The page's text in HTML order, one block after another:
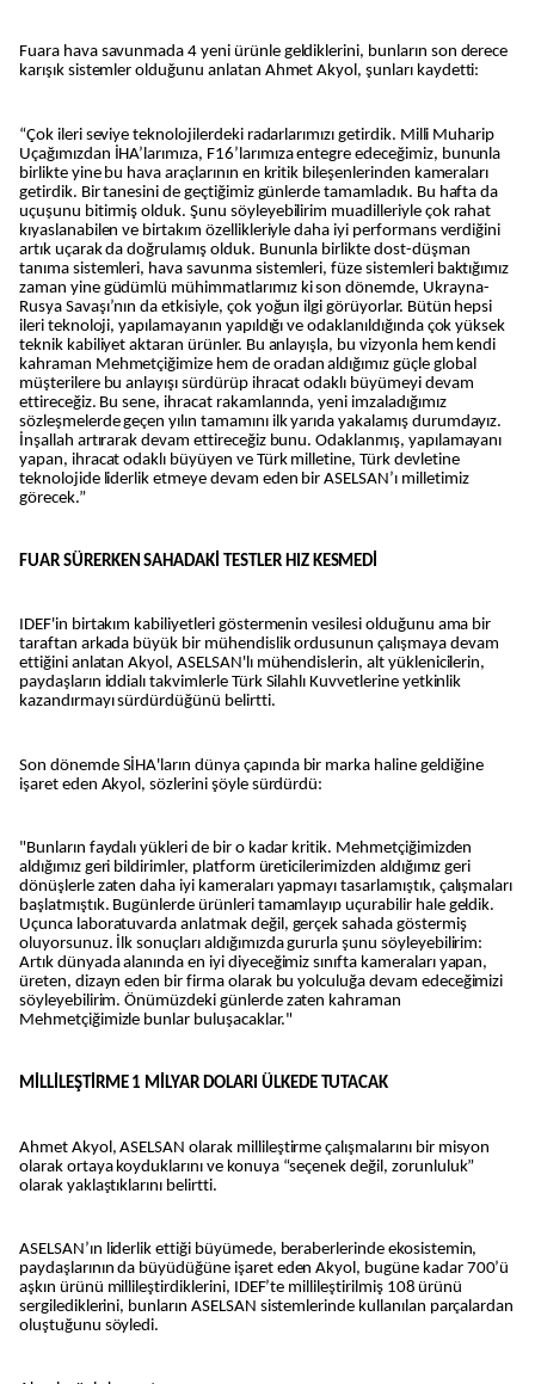
Fuara hava savunmada 4 yeni ürünle geldiklerini, bunların son derece
karışık sistemler olduğunu anlatan Ahmet Akyol, şunları kaydetti:
“Çok ileri seviye teknolojilerdeki radarlarımızı getirdik. Milli Muharip
Uçağımızdan İHA’larımıza, F16’larımıza entegre edeceğimiz, bununla
birlikte yine bu hava araçlarının en kritik bileşenlerinden kameraları
getirdik. Bir tanesini de geçtiğimiz günlerde tamamladık. Bu hafta da
uçuşunu bitirmiş olduk. Şunu söyleyebilirim muadilleriyle çok rahat
kıyaslanabilen ve birtakım özellikleriyle daha iyi performans verdiğini
artık uçarak da doğrulamış olduk. Bununla birlikte dost-düşman
tanıma sistemleri, hava savunma sistemleri, füze sistemleri baktığımız
zaman yine güdümlü mühimmatlarımız ki son dönemde, Ukrayna-
Rusya Savaşı’nın da etkisiyle, çok yoğun ilgi görüyorlar. Bütün hepsi
ileri teknoloji, yapılamayanın yapıldığı ve odaklanıldığında çok yüksek
teknik kabiliyet aktaran ürünler. Bu anlayışla, bu vizyonla hem kendi
kahraman Mehmetçiğimize hem de oradan aldığımız güçle global
müşterilere bu anlayışı sürdürüp ihracat odaklı büyümeyi devam
ettireceğiz. Bu sene, ihracat rakamlarında, yeni imzaladığımız
sözleşmelerde geçen yılın tamamını ilk yarıda yakalamış durumdayız.
İnşallah artırarak devam ettireceğiz bunu. Odaklanmış, yapılamayanı
yapan, ihracat odaklı büyüyen ve Türk milletine, Türk devletine
teknolojide liderlik etmeye devam eden bir ASELSAN’ı milletimiz
görecek.”
FUAR SÜRERKEN SAHADAKİ TESTLER HIZ KESMEDİ
IDEF'in birtakım kabiliyetleri göstermenin vesilesi olduğunu ama bir
taraftan arkada büyük bir mühendislik ordusunun çalışmaya devam
ettiğini anlatan Akyol, ASELSAN'lı mühendislerin, alt yüklenicilerin,
paydaşların iddialı takvimlerle Türk Silahlı Kuvvetlerine yetkinlik
kazandırmayı sürdürdüğünü belirtti.
Son dönemde SİHA'ların dünya çapında bir marka haline geldiğine
işaret eden Akyol, sözlerini şöyle sürdürdü:
"Bunların faydalı yükleri de bir o kadar kritik. Mehmetçiğimizden
aldığımız geri bildirimler, platform üreticilerimizden aldığımız geri
dönüşlerle zaten daha iyi kameraları yapmayı tasarlamıştık, çalışmaları
başlatmıştık. Bugünlerde ürünleri tamamlayıp uçurabilir hale geldik.
Uçunca laboratuvarda anlatmak değil, gerçek sahada göstermiş
oluyorsunuz. İlk sonuçları aldığımızda gururla şunu söyleyebilirim:
Artık dünyada alanında en iyi diyeceğimiz sınıfta kameraları yapan,
üreten, dizayn eden bir firma olarak bu yolculuğa devam edeceğimizi
söyleyebilirim. Önümüzdeki günlerde zaten kahraman
Mehmetçiğimizle bunlar buluşacaklar."
MİLLİLEŞTİRME 1 MİLYAR DOLARI ÜLKEDE TUTACAK
Ahmet Akyol, ASELSAN olarak millileştirme çalışmalarını bir misyon
olarak ortaya koyduklarını ve konuya “seçenek değil, zorunluluk”
olarak yaklaştıklarını belirtti.
ASELSAN’ın liderlik ettiği büyümede, beraberlerinde ekosistemin,
paydaşlarının da büyüdüğüne işaret eden Akyol, bugüne kadar 700’ü
aşkın ürünü millileştirdiklerini, IDEF’te millileştirilmiş 108 ürünü
sergilediklerini, bunların ASELSAN sistemlerinde kullanılan parçalardan
oluştuğunu söyledi.